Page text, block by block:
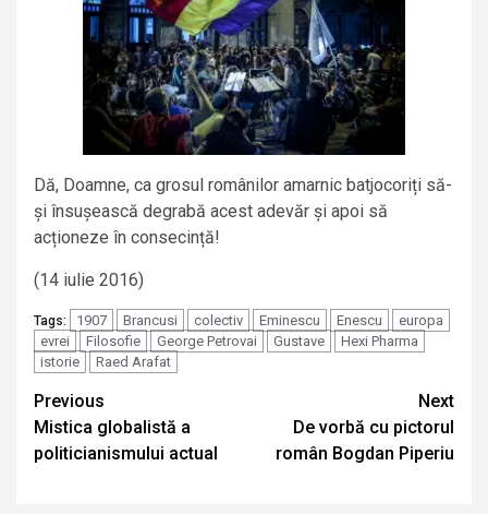
Dă, Doamne, ca grosul românilor amarnic batjocoriți să-
și însușească degrabă acest adevăr și apoi să
acționeze în consecință!
(14 iulie 2016)
Tags: 1907 Brancusi colectiv Eminescu Enescu
europa
evrei
Filosofie George Petrovai Gustave
Hexi Pharma
istorie
Raed Arafat
Continue
Reading
Previous
Mistica globalistă a
politicianismului actual
Next
De vorbă cu pictorul
român Bogdan Piperiu